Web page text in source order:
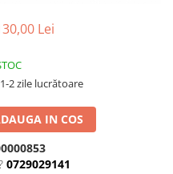
Lei
1-2 zile lucrătoare
IN COS
0729029141